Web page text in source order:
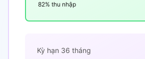
82% thu nhập
Kỳ hạn 36 tháng